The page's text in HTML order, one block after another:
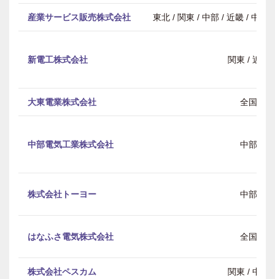
産業サービス販売株式会社 東北 / 関東 / 中部 / 近畿 / 中国
新電工株式会社 関東 / 近畿
大東電業株式会社 全国
中部電気工業株式会社 中部
株式会社トーヨー 中部
はなふさ電気株式会社 全国
株式会社ペスカム 関東 / 中部